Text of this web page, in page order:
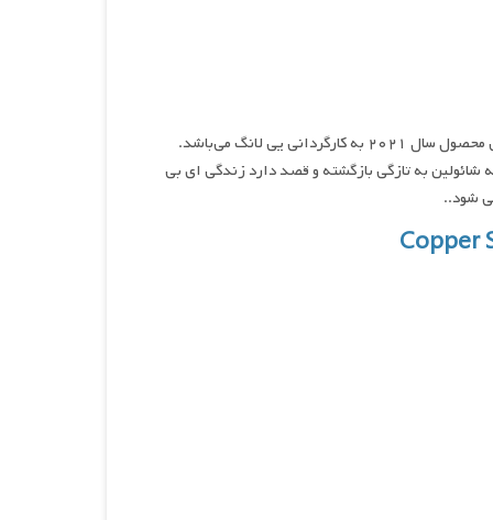
پوست مسی و استخوان های آهنی فنگ شی یو ، نام فیلمی اکشن و تاریخی محصول سال ۲۰۲۱ به کارگردانی یی لانگ می‌باشد.
به تازگی بازگشته و قصد دارد زندگی ای بی
شود..